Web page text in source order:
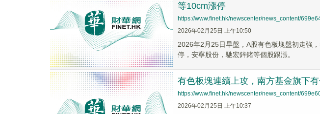
等10cm漲停
https://www.finet.hk/newscenter/news_content/
2026年02月25日 上午10:50
2026年2月25日早盤，A股有色板塊盤初走強
停，安寧股份，馳宏鋅鍺等個股跟漲。
有色板塊連續上攻，南方基金旗下
https://www.finet.hk/newscenter/news_content/
2026年02月25日 上午10:37